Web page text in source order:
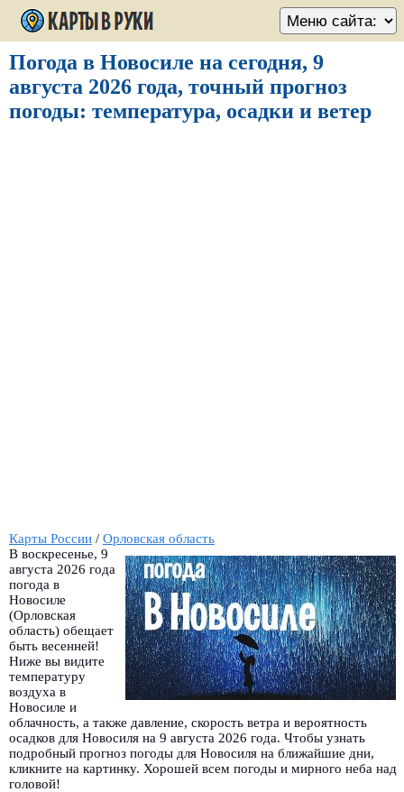
Погода в Новосиле на сегодня, 9
августа 2026 года, точный прогноз
погоды: температура, осадки и ветер
Карты России / Орловская область
В воскресенье, 9
августа 2026 года
погода в
Новосиле
(Орловская
область) обещает
быть весенней!
Ниже вы видите
температуру
воздуха в
Новосиле и
облачность, а также давление, скорость ветра и вероятность
осадков для Новосиля на 9 августа 2026 года. Чтобы узнать
подробный прогноз погоды для Новосиля на ближайшие дни,
кликните на картинку. Хорошей всем погоды и мирного неба над
головой!